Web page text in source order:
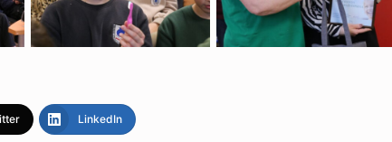
LinkedIn